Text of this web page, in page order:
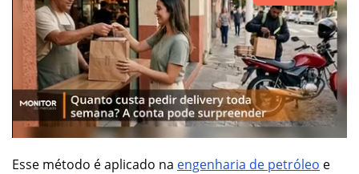
Esse método é aplicado na engenharia de petróleo e